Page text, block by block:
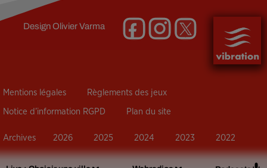
DesignOlivier Varma
Mentions légales Règlements des jeux
Notice d’information RGPD Plan du site
Archives 2026 2025 2024 2023 2022